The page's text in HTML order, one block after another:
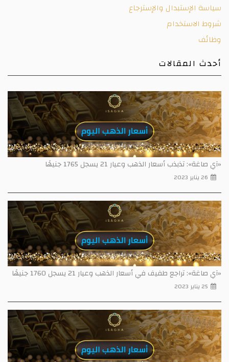
سياسة الإستبدال والإسترجاع
شروط الاستخدام
وظائف
أحدث المقالات
«آي صاغة»: تذبذب أسعار الذهب وعيار 21 يسجل 1765 جنيهًا
26 يناير 2023
«آي صاغة»: تراجع طفيف في أسعار الذهب وعيار 21 يسجل 1760 جنيهًا
25 يناير 2023